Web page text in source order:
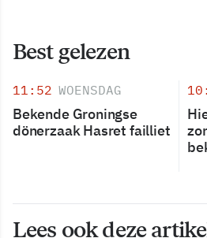
Best gelezen
11:52 WOENSDAG
Bekende Groningse
dönerzaak Hasret failliet
Lees ook deze